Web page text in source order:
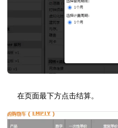
在页面最下方点击结算。